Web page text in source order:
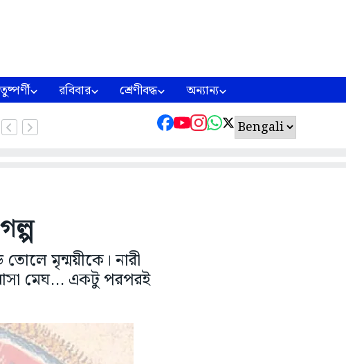
রবিবার শ্রেণীবদ্ধ অন্যান্য
মৃন্ময়ীকে। নারী
মেঘ... একটু পরপরই